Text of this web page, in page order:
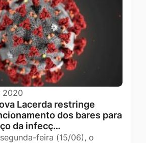
2020
Lacerda restringe
dos bares para
da infecç…
feira (15/06), o